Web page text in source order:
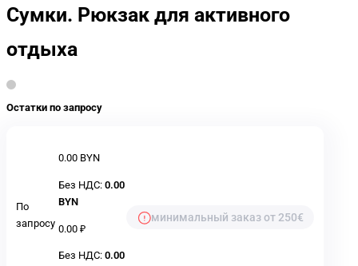
Сумки. Рюкзак для активного
отдыха
Остатки по запросу
По
запросу
0.00 BYN
Без НДС: 0.00
BYN
0.00 ₽
Без НДС: 0.00
минимальный заказ от 250€